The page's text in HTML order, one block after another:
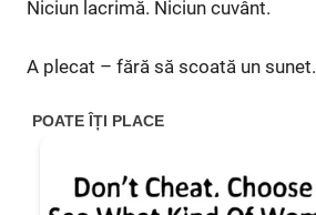
Niciun lacrimă. Niciun cuvânt.
A plecat – fără să scoată un sunet.